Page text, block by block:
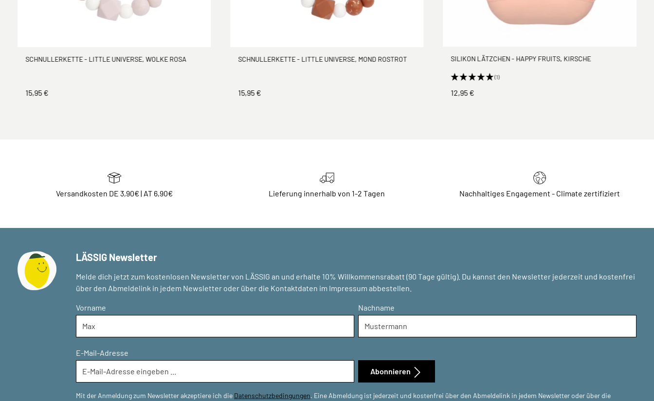
SCHNULLERKETTE - LITTLE UNIVERSE, WOLKE ROSA
15,95 €
SCHNULLERKETTE - LITTLE UNIVERSE, MOND ROSTROT
15,95 €
SILIKON LÄTZCHEN - HAPPY FRUITS, KIRSCHE
(1)
12,95 €
Versandkosten DE 3,90€ | AT 6,90€ Lieferung innerhalb von 1-2 Tagen Nachhaltiges Engagement - Climate zertifiziert
LÄSSIG Newsletter
Melde dich jetzt zum kostenlosen Newsletter von LÄSSIG an und erhalte 10% Willkommensrabatt (90 Tage gültig). Du kannst den Newsletter jederzeit und kostenfrei
über den Abmeldelink in jedem Newsletter oder über die Kontaktdaten im Impressum abbestellen.
Vorname Nachname
E-Mail-Adresse
Mit der Anmeldung zum Newsletter akzeptiere ich die Datenschutzbedingungen. Eine Abmeldung ist jederzeit und kostenfrei über den Abmeldelink in jedem Newsletter oder über die
Abonnieren